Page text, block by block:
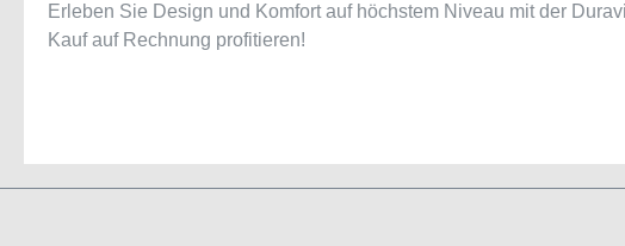
Erleben Sie Design und Komfort auf höchstem Niveau mit der
Kauf auf Rechnung profitieren!